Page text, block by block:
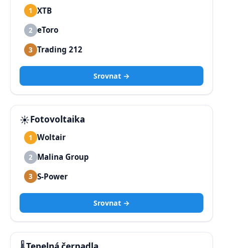
1 XTB
2 eToro
3 Trading 212
Srovnat →
☀️Fotovoltaika
1 Woltair
2 Malina Group
3 S-Power
Srovnat →